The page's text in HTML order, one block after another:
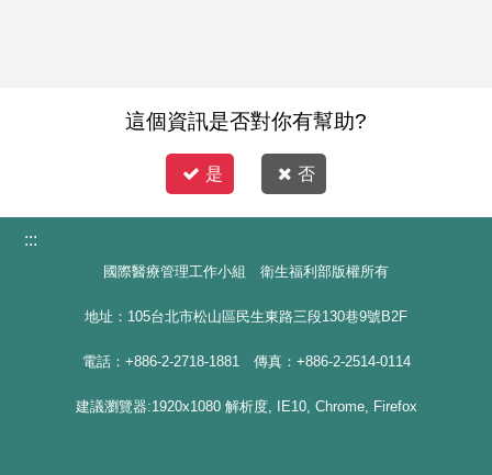
這個資訊是否對你有幫助?
是 否
:::
國際醫療管理工作小組 衛生福利部版權所有
地址：105台北市松山區民生東路三段130巷9號B2F
電話：+886-2-2718-1881 傳真：+886-2-2514-0114
建議瀏覽器:1920x1080 解析度, IE10, Chrome, Firefox